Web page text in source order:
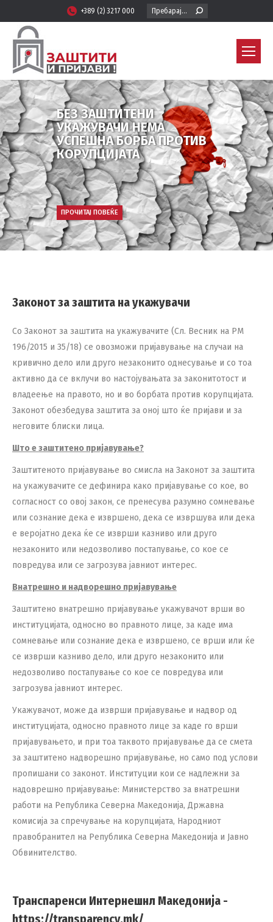
+389 (2) 3217 000 Search:
БЕЗ ЗАШТИТЕНИ
УКАЖУВАЧИ НЕМА
УСПЕШНА БОРБА ПРОТИВ
КОРУПЦИЈАТА
ПРОЧИТАЈ ПОВЕЌЕ
Законот за заштита на укажувачи
Со Законот за заштита на укажувачите (Сл. Весник на РМ
196/2015 и 35/18) се овозможи пријавување на случаи на
кривично дело или друго незаконито однесување и со тоа
активно да се вклучи во настојувањата за законитотост и
владеење на правото, но и во борбата против корупцијата.
Законот обезбедува заштита за оној што ќе пријави и за
неговите блиски лица.
Што е заштитено пријавување?
Заштитеното пријавување во смисла на Законот за заштита
на укажувачите се дефинира како пријавување со кое, во
согласност со овој закон, се пренесува разумно сомневање
или сознание дека е извршено, дека се извршува или дека
е веројатно дека ќе се изврши казниво или друго
незаконито или недозволиво постапување, со кое се
повредува или се загрозува јавниот интерес.
Внатрешно и надворешно пријавување
Заштитено внатрешно пријавување укажувачот врши во
институцијата, односно во правното лице, за каде има
сомневање или сознание дека е извршено, се врши или ќе
се изврши казниво дело, или друго незаконито или
недозволиво постапување со кое се повредува или
загрозува јавниот интерес.
Укажувачот, може да изврши пријавување и надвор од
институцијата, односно правното лице за каде го врши
пријавувањето, и при тоа таквото пријавување да се смета
за заштитено надворешно пријавување, но само под услови
пропишани со законот. Институции кои се надлежни за
надоврешно пријавување: Министерство за внатрешни
работи на Република Северна Македонија, Државна
комисија за спречување на корупцијата, Народниот
правобранител на Република Северна Македонија и Јавно
Обвинителство.
Транспаренси Интернешнл Македонија -
https://transparency.mk/